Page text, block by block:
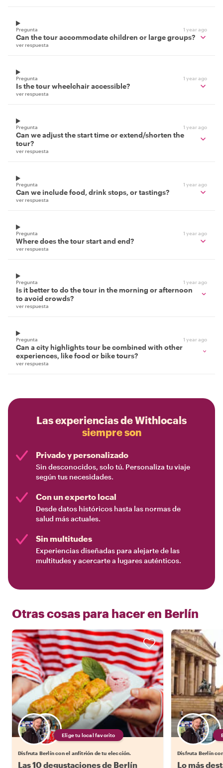
Pregunta 1 year ago
Can the tour accommodate children or large groups?
ver respuesta
Pregunta 1 year ago
Is the tour wheelchair accessible?
ver respuesta
Pregunta 1 year ago
Can we adjust the start time or extend/shorten the
tour?
ver respuesta
Pregunta 1 year ago
Can we include food, drink stops, or tastings?
ver respuesta
Pregunta 1 year ago
Where does the tour start and end?
ver respuesta
Pregunta 1 year ago
Is it better to do the tour in the morning or afternoon
to avoid crowds?
ver respuesta
Pregunta 1 year ago
Can a city highlights tour be combined with other
experiences, like food or bike tours?
ver respuesta
Las experiencias de Withlocals
siempre son
Privado y personalizado
Sin desconocidos, solo tú. Personaliza tu viaje
según tus necesidades.
Con un experto local
Desde datos históricos hasta las normas de
salud más actuales.
Sin multitudes
Experiencias diseñadas para alejarte de las
multitudes y acercarte a lugares auténticos.
Otras cosas para hacer en Berlín
Elige tu local favorito
Disfruta Berlín con el anfitrión de tu elección.
Las 10 degustaciones de Berlín
Disfruta Berlín
Lo más